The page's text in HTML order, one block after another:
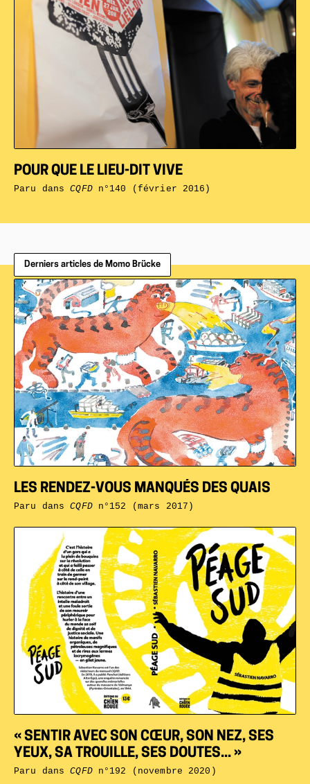
POUR QUE LE LIEU-DIT VIVE
Paru dansCQFDn°140 (février 2016)
Derniers articles de Momo Brücke
« SENTIR AVEC SON CŒUR, SON NEZ, SES
YEUX, SA TROUILLE, SES DOUTES... »
Paru dansCQFDn°192 (novembre 2020)
LES RENDEZ-VOUS MANQUÉS DES QUAIS
Paru dansCQFDn°152 (mars 2017)